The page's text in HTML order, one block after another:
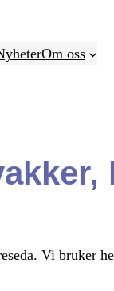
Om oss
Vi bruker